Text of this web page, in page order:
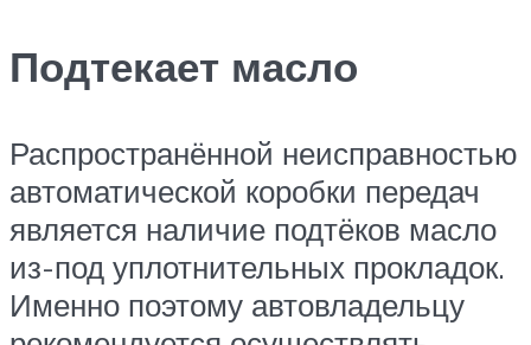
Подтекает масло
Распространённой неисправностью
автоматической коробки передач
является наличие подтёков масло
из-под уплотнительных прокладок.
Именно поэтому автовладельцу